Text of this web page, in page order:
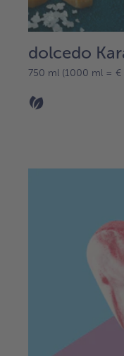
dolcedo
750 ml (1000 ml = €